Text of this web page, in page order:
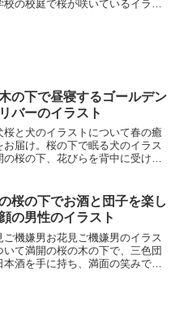
校の校庭で桜が咲いているイラス
の下で昼寝するゴールデン
バーのイラスト
桜と犬のイラストについて春の癒
お届け。桜の下で眠る犬のイラス
の桜の下、花びらを背中に受けて
絨毯（じゅうたん）の上で気持ち
うに眠っています。...
桜の下でお酒と団子を楽し
の男性のイラスト
ご機嫌男お花見ご機嫌男のイラス
いて満開の桜の木の下で、三色団
本酒を手に持ち、満面の笑みでお